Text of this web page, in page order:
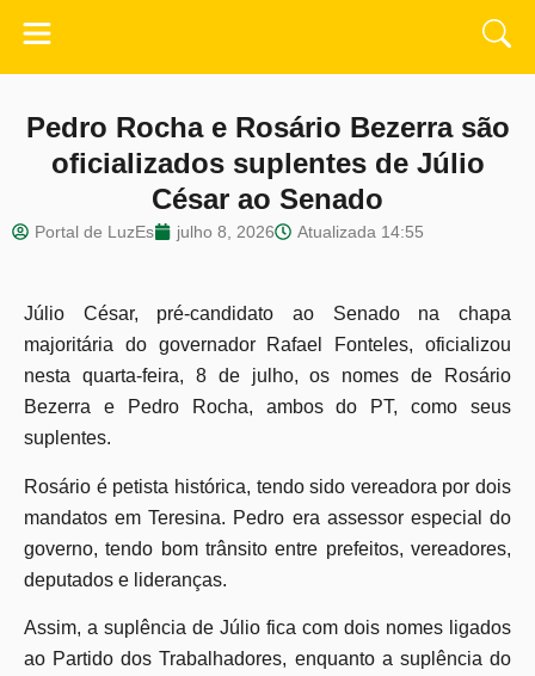
Pedro Rocha e Rosário Bezerra são
oficializados suplentes de Júlio
César ao Senado
Portal de LuzEs julho 8, 2026 Atualizada 14:55
Júlio César, pré-candidato ao Senado na chapa
majoritária do governador Rafael Fonteles, oficializou
nesta quarta-feira, 8 de julho, os nomes de Rosário
Bezerra e Pedro Rocha, ambos do PT, como seus
suplentes.
Rosário é petista histórica, tendo sido vereadora por dois
mandatos em Teresina. Pedro era assessor especial do
governo, tendo bom trânsito entre prefeitos, vereadores,
deputados e lideranças.
Assim, a suplência de Júlio fica com dois nomes ligados
ao Partido dos Trabalhadores, enquanto a suplência do